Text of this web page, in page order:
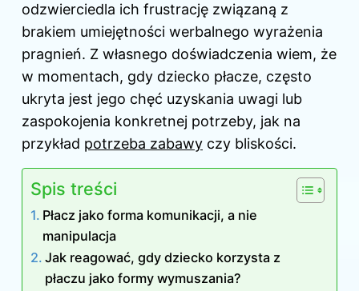
odzwierciedla ich frustrację związaną z
brakiem umiejętności werbalnego wyrażenia
pragnień. Z własnego doświadczenia wiem, że
w momentach, gdy dziecko płacze, często
ukryta jest jego chęć uzyskania uwagi lub
zaspokojenia konkretnej potrzeby, jak na
przykład potrzeba zabawy czy bliskości.
Spis treści
Płacz jako forma komunikacji, a nie
manipulacja
Jak reagować, gdy dziecko korzysta z
płaczu jako formy wymuszania?